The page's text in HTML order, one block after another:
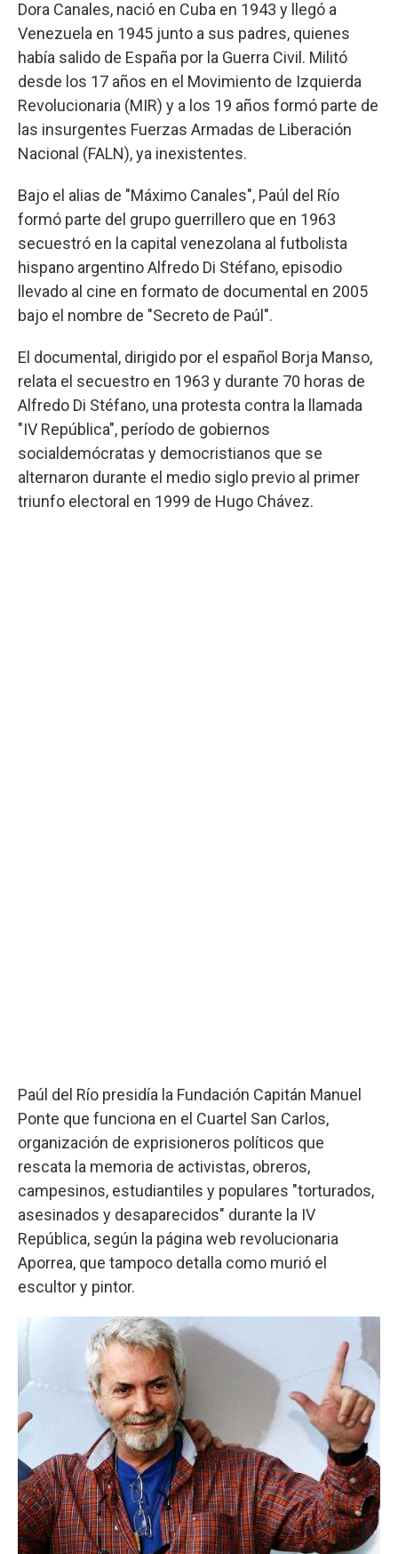
Dora Canales, nació en Cuba en 1943 y llegó a
Venezuela en 1945 junto a sus padres, quienes
había salido de España por la Guerra Civil. Militó
desde los 17 años en el Movimiento de Izquierda
Revolucionaria (MIR) y a los 19 años formó parte de
las insurgentes Fuerzas Armadas de Liberación
Nacional (FALN), ya inexistentes.
Bajo el alias de "Máximo Canales", Paúl del Río
formó parte del grupo guerrillero que en 1963
secuestró en la capital venezolana al futbolista
hispano argentino Alfredo Di Stéfano, episodio
llevado al cine en formato de documental en 2005
bajo el nombre de "Secreto de Paúl".
El documental, dirigido por el español Borja Manso,
relata el secuestro en 1963 y durante 70 horas de
Alfredo Di Stéfano, una protesta contra la llamada
"IV República", período de gobiernos
socialdemócratas y democristianos que se
alternaron durante el medio siglo previo al primer
triunfo electoral en 1999 de Hugo Chávez.
Paúl del Río presidía la Fundación Capitán Manuel
Ponte que funciona en el Cuartel San Carlos,
organización de exprisioneros políticos que
rescata la memoria de activistas, obreros,
campesinos, estudiantiles y populares "torturados,
asesinados y desaparecidos" durante la IV
República, según la página web revolucionaria
Aporrea, que tampoco detalla como murió el
escultor y pintor.